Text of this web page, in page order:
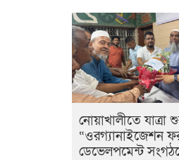
নোয়াখালীতে যাত্রা
“ওরগ্যানাইজেশন
ডেভেলপমেন্ট